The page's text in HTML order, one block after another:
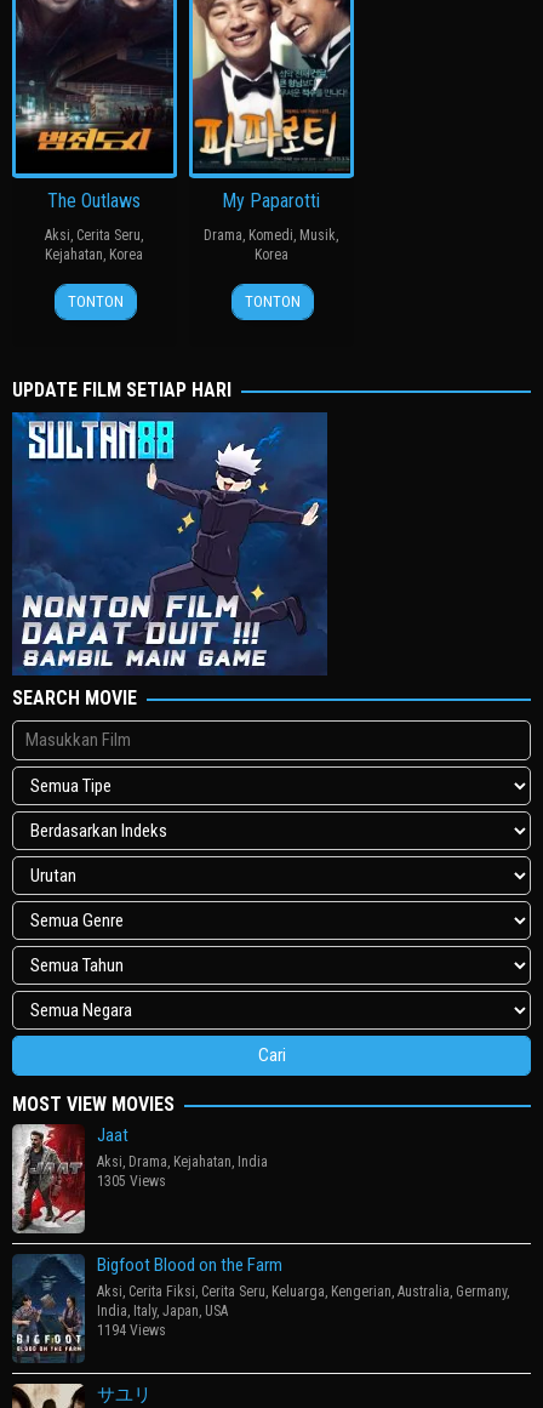
The Outlaws
Aksi, Cerita Seru,
Kejahatan, Korea
3
Oct
강
윤
TONTON
My Paparotti
Drama, Komedi, Musik,
Korea
14
Mar
윤
종
TONTON
UPDATE FILM SETIAP HARI
SEARCH MOVIE
MOST VIEW MOVIES
Jaat
Aksi, Drama, Kejahatan, India
1305 Views
Bigfoot Blood on the Farm
Aksi, Cerita Fiksi, Cerita Seru, Keluarga, Kengerian, Australia, Germany,
India, Italy, Japan, USA
1194 Views
サユリ